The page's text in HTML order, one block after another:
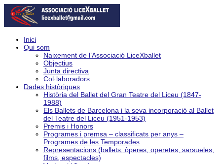
Inici
Qui som
Naixement de l’Associació LiceXballet
Objectius
Junta directiva
Col·laboradors
Dades històriques
Història del Ballet del Gran Teatre del Liceu (1847-
1988)
Els Ballets de Barcelona i la seva incorporació al Ballet
del Teatre del Liceu (1951-1953)
Premis i Honors
Programes i premsa – classificats per anys –
Programes de les Temporades
Representacions (ballets, òperes, operetes, sarsueles,
films, espectacles)